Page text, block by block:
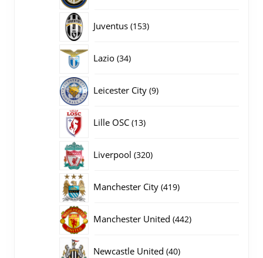
Juventus 153153
Lazio 3434
Leicester City 99
Lille OSC 1313
Liverpool 320320
Manchester City 419419
Manchester United 442442
Newcastle United 4040